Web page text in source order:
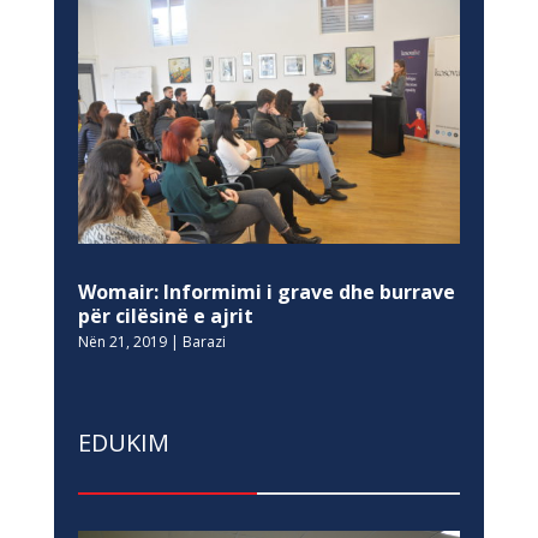
Womair: Informimi i grave dhe burrave
për cilësinë e ajrit
Nën 21, 2019| Barazi
EDUKIM